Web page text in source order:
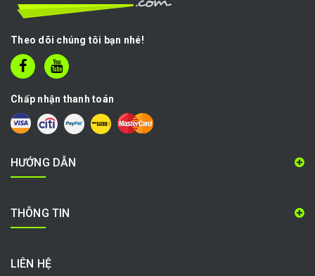
Theo dõi chúng tôi bạn nhé!
Chấp nhận thanh toán
HƯỚNG DẪN
THÔNG TIN
LIÊN HỆ